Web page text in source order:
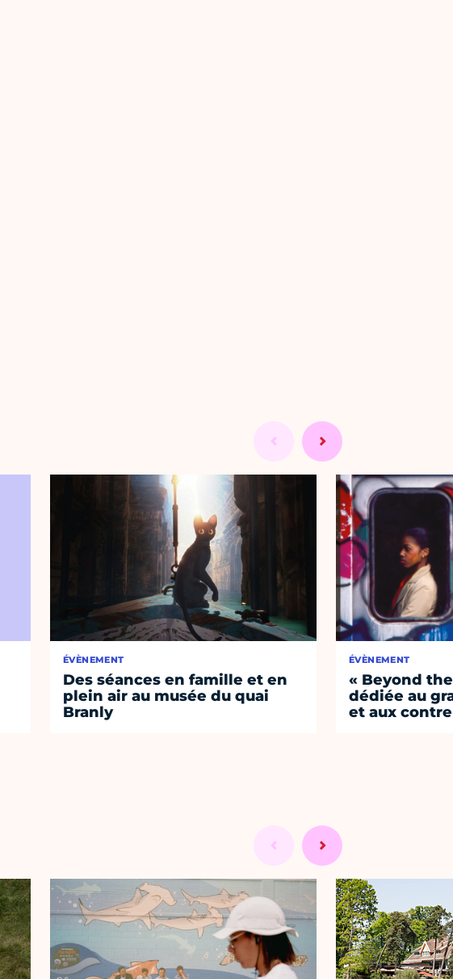
ÉVÈNEMENT
Des séances en famille et en
plein air au musée du quai
Branly
ÉVÈNEMENT
« Beyond
dédiée au
et aux